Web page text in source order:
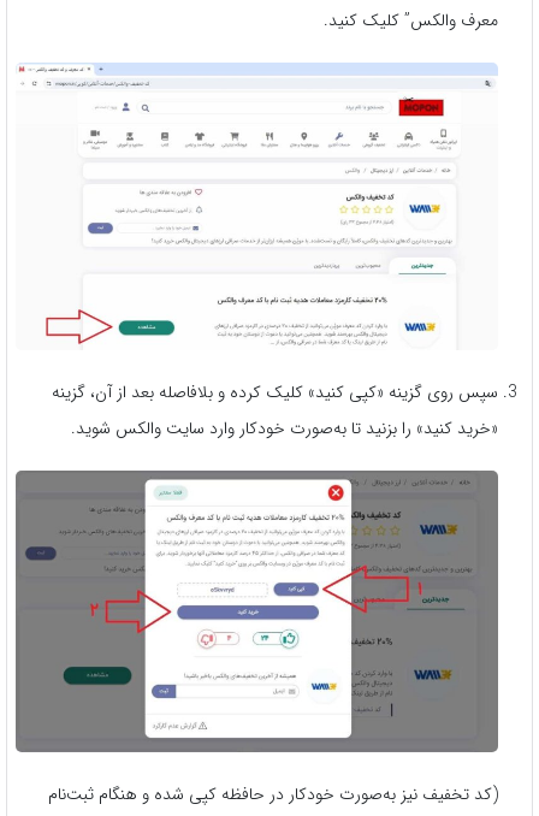
معرف والکس” کلیک کنید.
سپس روی گزینه «کپی کنید» کلیک کرده و بلافاصله بعد از آن، گزینه
«خرید کنید» را بزنید تا به‌صورت خودکار وارد سایت والکس شوید.
(کد تخفیف نیز به‌صورت خودکار در حافظه کپی شده و هنگام ثبت‌نام